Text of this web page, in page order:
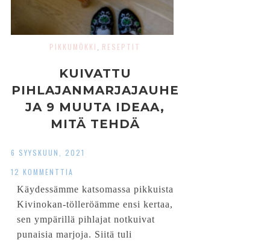
PIKKUMÖKKI RESEPTIT
KUIVATTU
PIHLAJANMARJAJAUHE
JA 9 MUUTA IDEAA,
MITÄ TEHDÄ
6 SYYSKUUN, 2021
12 KOMMENTTIA
Käydessämme katsomassa pikkuista
Kivinokan-tölleröämme ensi kertaa,
sen ympärillä pihlajat notkuivat
punaisia marjoja. Siitä tuli